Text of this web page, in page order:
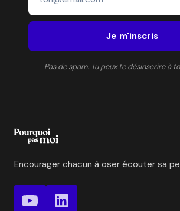
Je m'inscris
Pas de spam. Tu peux te désinscrire à
Encourager chacun à oser écouter sa